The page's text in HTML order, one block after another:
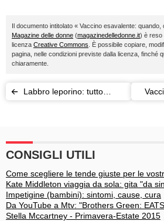
Il documento intitolato « Vaccino esavalente:
Magazine delle donne (magazinedelledonne.it) è reso
licenza Creative Commons . È possibile copiare,
pagina, nelle condizioni previste dalla licenza, finché
chiaramente.
Labbro leporino: tutto
CONSIGLI UTILI
Come scegliere le tende giuste per le
Kate Middleton viaggia da sola: gita "da
Impetigine (bambini): sintomi, cause, cura
Da YouTube a Mtv: "Brothers Green:
Stella Mccartney - Primavera-Estate 2015